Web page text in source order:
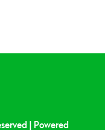
| Powered